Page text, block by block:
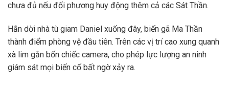
chưa đủ nếu đối phương huy động thêm cả các Sát Thần.
Hắn dời nhà tù giam Daniel xuống đây, biến gã Ma Thần
thành điểm phòng vệ đầu tiên. Trên các vị trí cao xung quanh
xà lim gắn bốn chiếc camera, cho phép lực lượng an ninh
giám sát mọi biến cố bất ngờ xảy ra.